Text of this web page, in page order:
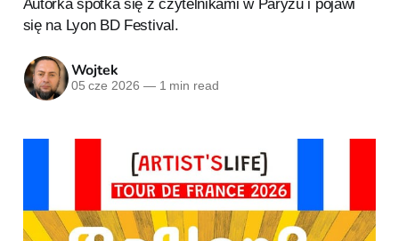
się na Lyon BD Festival.
Wojtek
05 cze 2026 —1 min read